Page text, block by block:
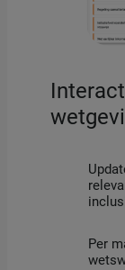
Per